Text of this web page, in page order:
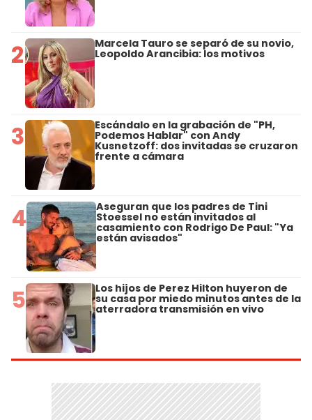
2 Marcela Tauro se separó de su novio,
Leopoldo Arancibia: los motivos
3 Escándalo en la grabación de "PH,
Podemos Hablar" con Andy
Kusnetzoff: dos invitadas se cruzaron
frente a cámara
4 Aseguran que los padres de Tini
Stoessel no están invitados al
casamiento con Rodrigo De Paul: "Ya
están avisados"
5 Los hijos de Perez Hilton huyeron de
su casa por miedo minutos antes de la
aterradora transmisión en vivo